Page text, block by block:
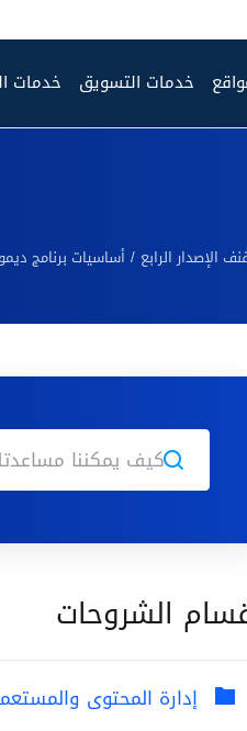
خدمات خدمات التسويق
الإصدار الرابع أساسيات برنامج
الشروحات
إدارة المحتوى